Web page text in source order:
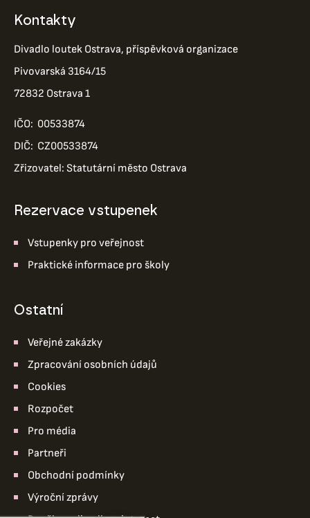
Kontakty
Divadlo loutek Ostrava, příspěvková organizace
Pivovarská 3164/15
72832 Ostrava 1
IČO: 00533874
DIČ: CZ00533874
Zřizovatel: Statutární město Ostrava
Rezervace vstupenek
Vstupenky pro veřejnost
Praktické informace pro školy
ostatní
Veřejné zakázky
Zpracování osobních údajů
Cookies
Rozpočet
Pro média
Partneři
Obchodní podmínky
Výroční zprávy